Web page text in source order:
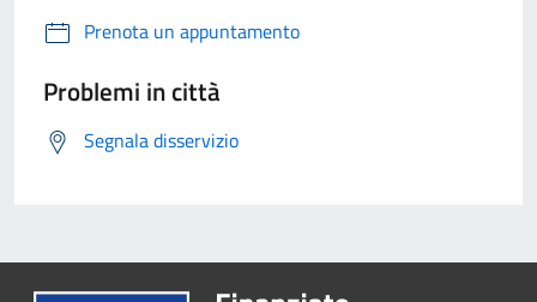
Prenota un appuntamento
Problemi in città
Segnala disservizio